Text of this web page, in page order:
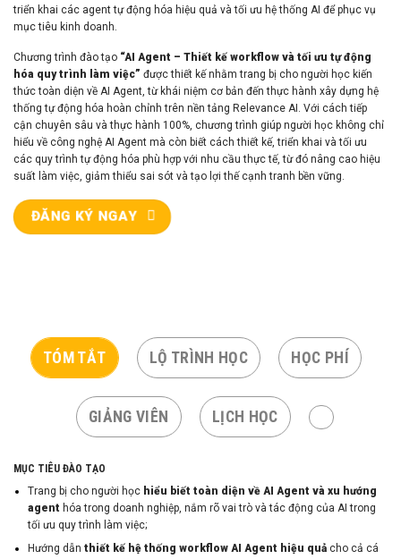
triển khai các agent tự động hóa hiệu quả và tối ưu hệ thống AI để phục vụ
mục tiêu kinh doanh.
Chương trình đào tạo “AI Agent – Thiết kế workflow và tối ưu tự động
hóa quy trình làm việc” được thiết kế nhằm trang bị cho người học kiến
thức toàn diện về AI Agent, từ khái niệm cơ bản đến thực hành xây dựng hệ
thống tự động hóa hoàn chỉnh trên nền tảng Relevance AI. Với cách tiếp
cận chuyên sâu và thực hành 100%, chương trình giúp người học không chỉ
hiểu về công nghệ AI Agent mà còn biết cách thiết kế, triển khai và tối ưu
các quy trình tự động hóa phù hợp với nhu cầu thực tế, từ đó nâng cao hiệu
suất làm việc, giảm thiểu sai sót và tạo lợi thế cạnh tranh bền vững.
ĐĂNG KÝ NGAY
TÓM TẮT LỘ TRÌNH HỌC HỌC PHÍ
GIẢNG VIÊN LỊCH HỌC
MỤC TIÊU ĐÀO TẠO
Trang bị cho người học hiểu biết toàn diện về AI Agent và xu hướng
agent hóa trong doanh nghiệp, nắm rõ vai trò và tác động của AI trong
tối ưu quy trình làm việc;
Hướng dẫn thiết kế hệ thống workflow AI Agent hiệu quảcho cả cá